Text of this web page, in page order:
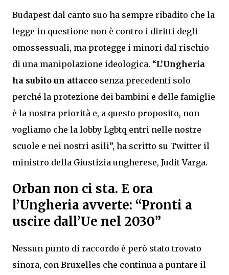
Budapest dal canto suo ha sempre ribadito che la
legge in questione non è contro i diritti degli
omossessuali, ma protegge i minori dal rischio
di una manipolazione ideologica. “L’Ungheria
ha subìto un attacco senza precedenti solo
perché la protezione dei bambini e delle famiglie
è la nostra priorità e, a questo proposito, non
vogliamo che la lobby Lgbtq entri nelle nostre
scuole e nei nostri asili”, ha scritto su Twitter il
ministro della Giustizia ungherese, Judit Varga.
Orban non ci sta. E ora
l’Ungheria avverte: “Pronti a
uscire dall’Ue nel 2030”
Nessun punto di raccordo è però stato trovato
sinora, con Bruxelles che continua a puntare il